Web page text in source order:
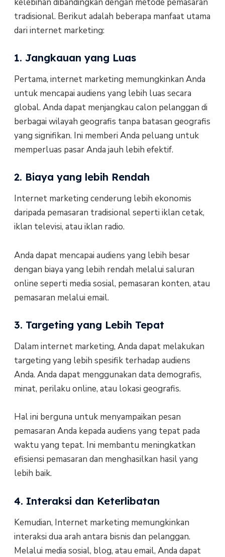
tradisional. Berikut adalah beberapa manfaat utama
dari internet marketing:
1. Jangkauan yang Luas
Pertama, internet marketing memungkinkan Anda
untuk mencapai audiens yang lebih luas secara
global. Anda dapat menjangkau calon pelanggan di
berbagai wilayah geografis tanpa batasan geografis
yang signifikan. Ini memberi Anda peluang untuk
memperluas pasar Anda jauh lebih efektif.
2. Biaya yang lebih Rendah
Internet marketing cenderung lebih ekonomis
daripada pemasaran tradisional seperti iklan cetak,
iklan televisi, atau iklan radio.
Anda dapat mencapai audiens yang lebih besar
dengan biaya yang lebih rendah melalui saluran
online seperti media sosial, pemasaran konten, atau
pemasaran melalui email.
3. Targeting yang Lebih Tepat
Dalam internet marketing, Anda dapat melakukan
targeting yang lebih spesifik terhadap audiens
Anda. Anda dapat menggunakan data demografis,
minat, perilaku online, atau lokasi geografis.
Hal ini berguna untuk menyampaikan pesan
pemasaran Anda kepada audiens yang tepat pada
waktu yang tepat. Ini membantu meningkatkan
efisiensi pemasaran dan menghasilkan hasil yang
lebih baik.
4. Interaksi dan Keterlibatan
Kemudian, Internet marketing memungkinkan
interaksi dua arah antara bisnis dan pelanggan.
Melalui media sosial, blog, atau email, Anda dapat